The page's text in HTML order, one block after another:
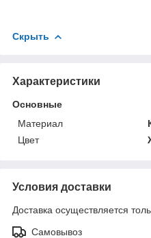
Скрыть
Характеристики
Основные
Материал
Цвет
Условия доставки
Доставка осуществляется
Самовывоз